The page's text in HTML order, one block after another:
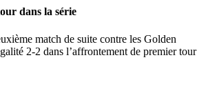
dans la série
match de suite contre les Golden
2-2 dans l’affrontement de premier tour